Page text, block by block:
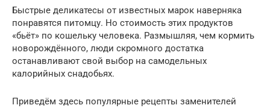
Быстрые деликатесы от известных марок наверняка
понравятся питомцу. Но стоимость этих продуктов
«бьёт» по кошельку человека. Размышляя, чем кормить
новорождённого, люди скромного достатка
останавливают свой выбор на самодельных
калорийных снадобьях.
Приведём здесь популярные рецепты заменителей